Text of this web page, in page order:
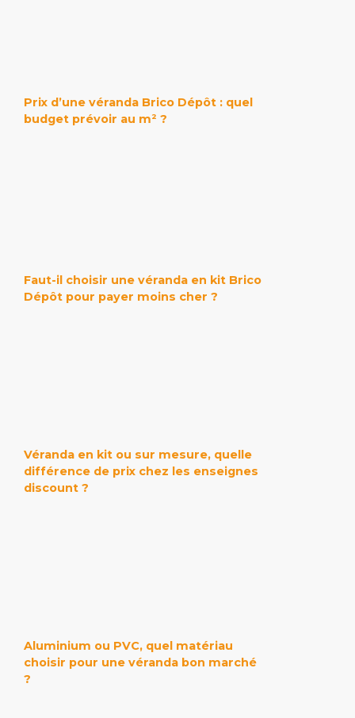
Prix d’une véranda Brico Dépôt : quel
budget prévoir au m² ?
Faut-il choisir une véranda en kit Brico
Dépôt pour payer moins cher ?
Véranda en kit ou sur mesure, quelle
différence de prix chez les enseignes
discount ?
Aluminium ou PVC, quel matériau
choisir pour une véranda bon marché
?